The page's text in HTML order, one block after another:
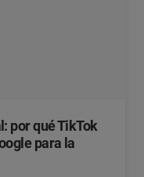
por qué TikTok
para la